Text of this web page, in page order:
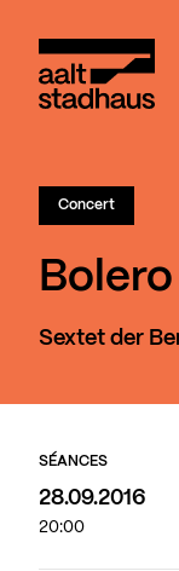
Main content
Concert
Sextet der
SÉANCES
28.09.2016
20:00